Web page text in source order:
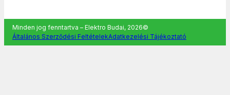
Minden jog fenntartva – Elektro Budai, 2026©
Általános Szerződési FeltételekAdatkezelési Tájékoztató